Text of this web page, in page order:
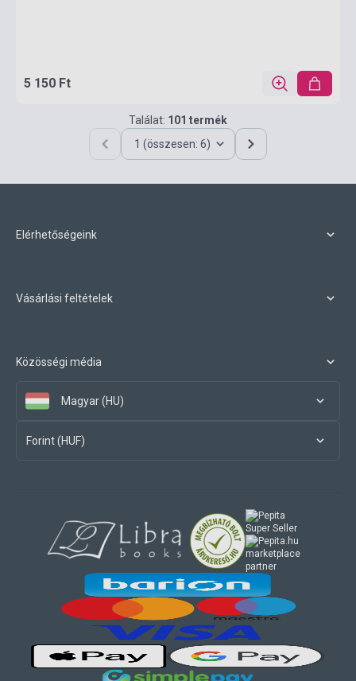
5 150 Ft
Találat: 101 termék
1 (összesen: 6)
Elérhetőségeink
Vásárlási feltételek
Közösségi média
Magyar (HU)
Forint (HUF)
marketplace
partner